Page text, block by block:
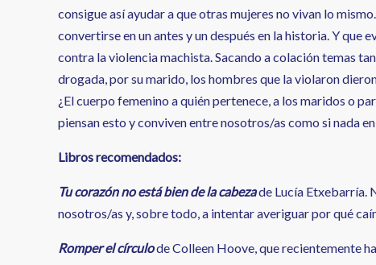
consigue así ayudar a que otras mujeres no vivan lo
convertirse en un antes y un después en la historia. Y que
contra la violencia machista. Sacando a colación temas
drogada, por su marido, los hombres que la violaron
¿El cuerpo femenino a quién pertenece, a los maridos o
piensan esto y conviven entre nosotros/as como si nada
Libros recomendados:
Tu corazón no está bien de la cabezade Lucía Etxebarría.
nosotros/as y, sobre todo, a intentar averiguar por qué
Romper el círculode Colleen Hoove, que recientemente